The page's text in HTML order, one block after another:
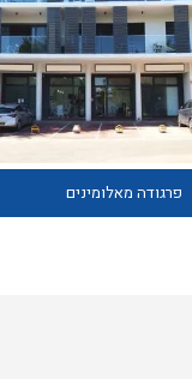
פרגודה מאלומינים